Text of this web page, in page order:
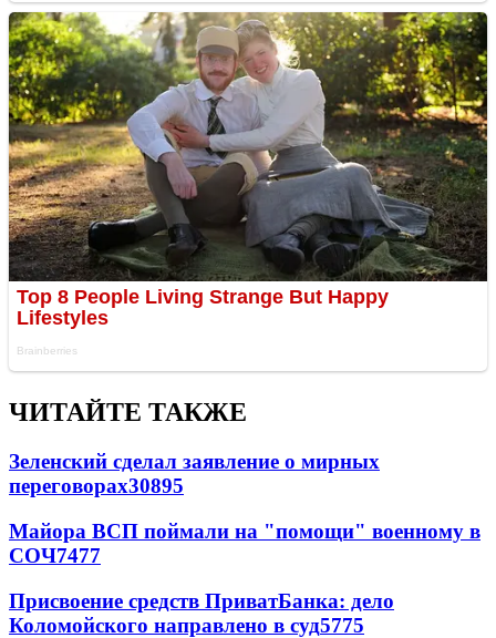
ЧИТАЙТЕ ТАКЖЕ
Зеленский сделал заявление о мирных
переговорах30895
Майора ВСП поймали на "помощи" военному в
СОЧ7477
Присвоение средств ПриватБанка: дело
Коломойского направлено в суд5775